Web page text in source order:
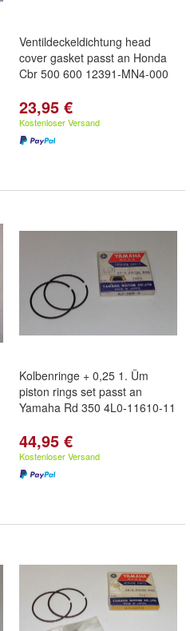
Ventildeckeldichtung head
cover gasket passt an Honda
Cbr 500 600 12391-MN4-000
23,95 €
Kostenloser Versand
Kolbenringe + 0,25 1. Üm
piston rings set passt an
Yamaha Rd 350 4L0-11610-11
44,95 €
Kostenloser Versand